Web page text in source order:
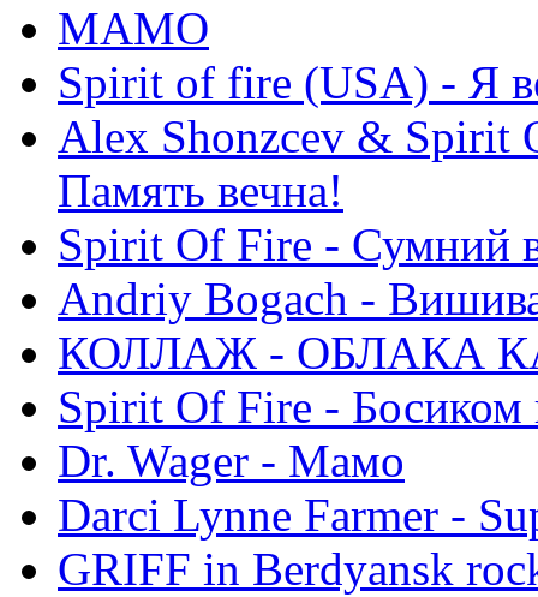
МАМО
Spirit of fire (USA) - Я
Alex Shonzcev & Spirit
Память вечна!
Spirit Of Fire - Сумний
Andriy Bogach -
КОЛЛАЖ - ОБЛАКА
Spirit Of Fire - Босиком
Dr. Wager - Мамо
Darci Lynne Farmer -
GRIFF in Berdyansk